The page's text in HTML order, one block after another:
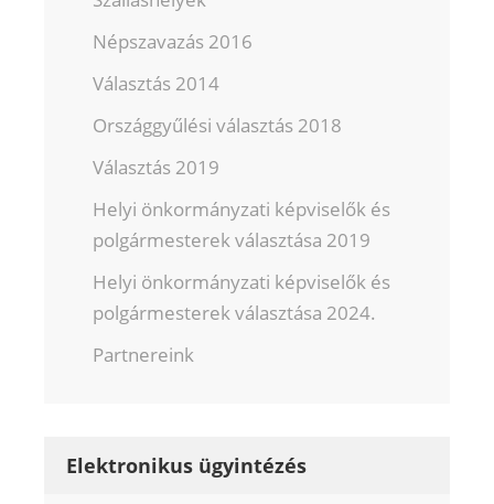
Népszavazás 2016
Választás 2014
Országgyűlési választás 2018
Választás 2019
Helyi önkormányzati képviselők és
polgármesterek választása 2019
Helyi önkormányzati képviselők és
polgármesterek választása 2024.
Partnereink
Elektronikus ügyintézés